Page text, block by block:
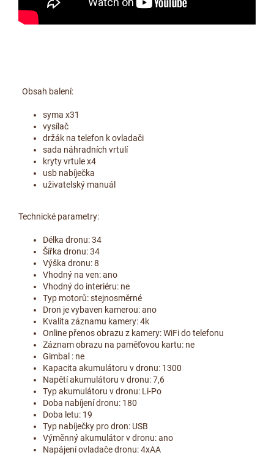
Obsah balení:
syma x31
vysílač
držák na telefon k ovladači
sada náhradních vrtulí
kryty vrtule x4
usb nabíječka
uživatelský manuál
Technické parametry:
Délka dronu: 34
Šířka dronu: 34
Výška dronu: 8
Vhodný na ven: ano
Vhodný do interiéru: ne
Typ motorů: stejnosměrné
Dron je vybaven kamerou: ano
Kvalita záznamu kamery: 4k
Online přenos obrazu z kamery: WiFi do telefonu
Záznam obrazu na paměťovou kartu: ne
Gimbal : ne
Kapacita akumulátoru v dronu: 1300
Napětí akumulátoru v dronu: 7,6
Typ akumulátoru v dronu: Li-Po
Doba nabíjení dronu: 180
Doba letu: 19
Typ nabíječky pro dron: USB
Výměnný akumulátor v dronu: ano
Napájení ovladače dronu: 4xAA